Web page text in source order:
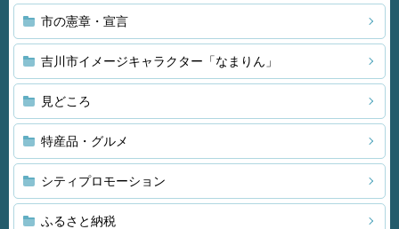
市の憲章・宣言
吉川市イメージキャラクター「なまりん」
見どころ
特産品・グルメ
シティプロモーション
ふるさと納税